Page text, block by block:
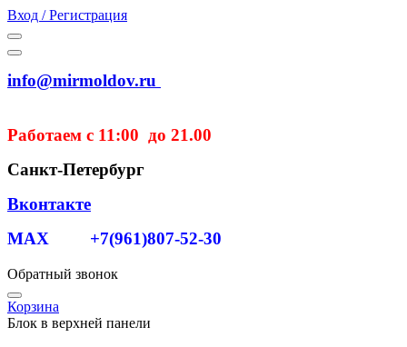
Вход / Регистрация
info@mirmoldov.ru
Работаем с 11:00 до 21.00
Санкт-Петербург
Вконтакте
MAX +7(961)807-52-30
Обратный звонок
Корзина
Блок в верхней панели